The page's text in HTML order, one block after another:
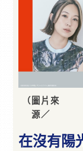
（圖片來
源／
在沒有陽